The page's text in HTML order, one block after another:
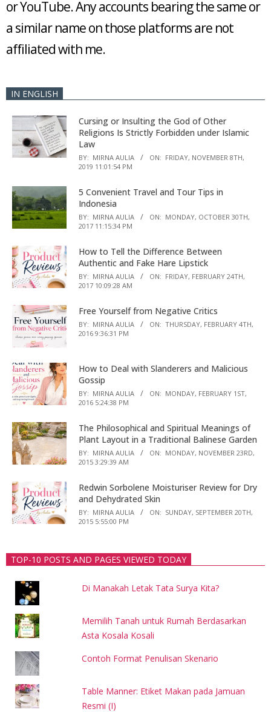
or YouTube. Any accounts bearing the same or
a similar name on those platforms are not
affiliated with me.
IN ENGLISH
Cursing or Insulting the God of Other
Religions Is Strictly Forbidden under Islamic
Law
BY: MIRNA AULIA ON: FRIDAY, NOVEMBER 8TH,
2019 11:01:54 PM
5 Convenient Travel and Tour Tips in
Indonesia
BY: MIRNA AULIA ON: MONDAY, OCTOBER 30TH,
2017 11:15:34 PM
How to Tell the Difference Between
Authentic and Fake Hare Lipstick
BY: MIRNA AULIA ON: FRIDAY, FEBRUARY 24TH,
2017 10:09:28 AM
Free Yourself from Negative Critics
BY: MIRNA AULIA ON: THURSDAY, FEBRUARY 4TH,
2016 9:36:31 PM
How to Deal with Slanderers and Malicious
Gossip
BY: MIRNA AULIA ON: MONDAY, FEBRUARY 1ST,
2016 5:24:38 PM
The Philosophical and Spiritual Meanings of
Plant Layout in a Traditional Balinese Garden
BY: MIRNA AULIA ON: MONDAY, NOVEMBER 23RD,
2015 3:29:39 AM
Redwin Sorbolene Moisturiser Review for Dry
and Dehydrated Skin
BY: MIRNA AULIA ON: SUNDAY, SEPTEMBER 20TH,
2015 5:55:00 PM
TOP-10 POSTS AND PAGES VIEWED TODAY
Di Manakah Letak Tata Surya Kita?
Memilih Tanah untuk Rumah Berdasarkan
Asta Kosala Kosali
Contoh Format Penulisan Skenario
Table Manner: Etiket Makan pada Jamuan
Resmi (I)